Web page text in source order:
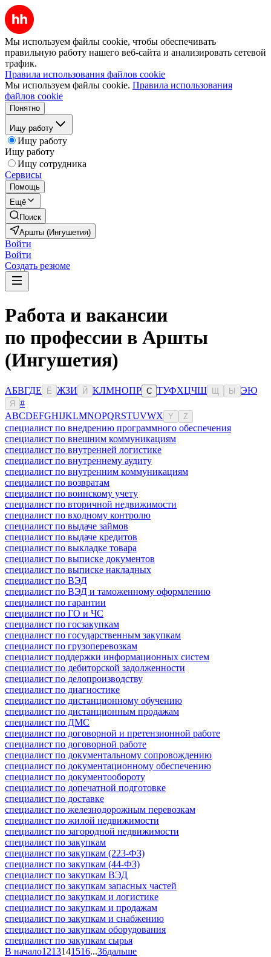
Мы используем файлы cookie, чтобы обеспечивать
правильную работу нашего веб-сайта и анализировать сетевой
трафик.
Правила использования файлов cookie
Мы используем файлы cookie. Правила использования
файлов cookie
Понятно
Ищу работу
Ищу работу
Ищу работу
Ищу сотрудника
Сервисы
Помощь
Ещё
Поиск
Аршты (Ингушетия)
Войти
Войти
Создать резюме
Работа и вакансии
по профессии в Аршты
(Ингушетия)
АБВГДЕ Ё ЖЗИ Й КЛМНОПР С ТУФХЦЧШ Ы ЭЮ
Я
#
ABCDEFGHIJKLMNOPQRSTUVWX Y Z
специалист по внедрению программного обеспечения
специалист по внешним коммуникациям
специалист по внутренней логистике
специалист по внутреннему аудиту
специалист по внутренним коммуникациям
специалист по возвратам
специалист по воинскому учету
специалист по вторичной недвижимости
специалист по входному контролю
специалист по выдаче займов
специалист по выдаче кредитов
специалист по выкладке товара
специалист по выписке документов
специалист по выписке накладных
специалист по ВЭД
специалист по ВЭД и таможенному оформлению
специалист по гарантии
специалист по ГО и ЧС
специалист по госзакупкам
специалист по государственным закупкам
специалист по грузоперевозкам
специалист поддержки информационных систем
специалист по дебиторской задолженности
специалист по делопроизводству
специалист по диагностике
специалист по дистанционному обучению
специалист по дистанционным продажам
специалист по ДМС
специалист по договорной и претензионной работе
специалист по договорной работе
специалист по документальному сопровождению
специалист по документационному обеспечению
специалист по документообороту
специалист по допечатной подготовке
специалист по доставке
специалист по железнодорожным перевозкам
специалист по жилой недвижимости
специалист по загородной недвижимости
специалист по закупкам
специалист по закупкам (223-ФЗ)
специалист по закупкам (44-ФЗ)
специалист по закупкам ВЭД
специалист по закупкам запасных частей
специалист по закупкам и логистике
специалист по закупкам и продажам
специалист по закупкам и снабжению
специалист по закупкам оборудования
специалист по закупкам сырья
В начало1213141516...36дальше